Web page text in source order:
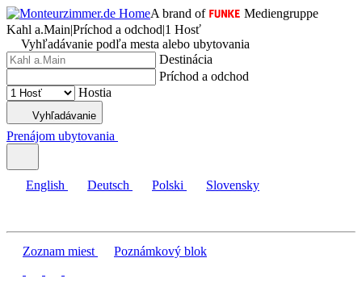
A brand of
Mediengruppe
Kahl a.Main|Príchod a odchod|1 Hosť
Vyhľadávanie podľa mesta alebo ubytovania
Destinácia
Príchod a odchod
Hostia
Vyhľadávanie
Prenájom ubytovania
English Deutsch Polski Slovensky
Zoznam miest Poznámkový blok